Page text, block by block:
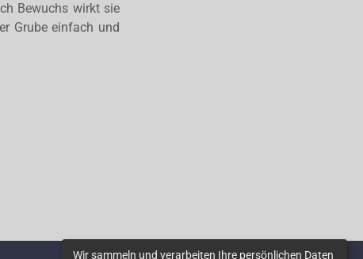
Bewuchs wirkt sie
Grube einfach und
Wir sammeln und verarbeiten Ihre persönlichen Daten